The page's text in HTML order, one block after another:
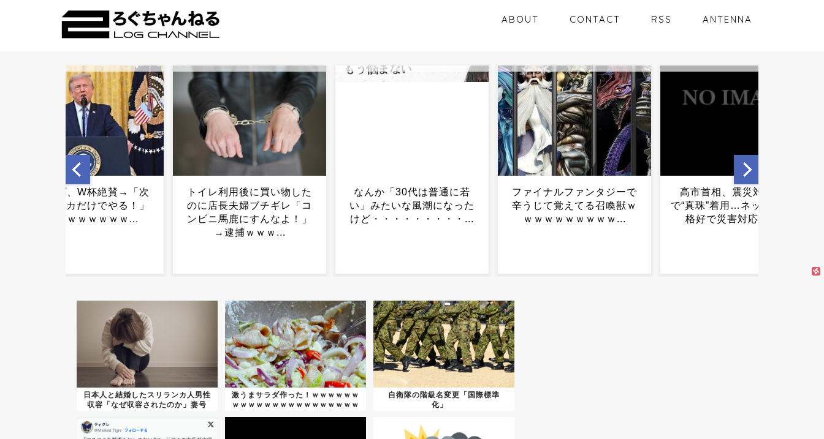
ABOUT CONTACT RSS ANTENNA
なんか「30代は普通に若
い」みたいな風潮になった
けど・・・・・・・・・...
ファイナルファンタジーで
辛うじて覚えてる召喚獣ｗ
ｗｗｗｗｗｗｗｗｗ...
高市首相、震災対策本部
で“真珠”着用…ネット「その
格好で災害対応？」...
女さん、ワンピースグッズ
を大量注文→全キャンセル
で逮捕ｗｗｗ...
トイレ利用後に買い物した
のに店長夫婦ブチギレ「コ
ンビニ馬鹿にすんなよ！」
日本人と結婚したスリランカ人男性
収容「なぜ収容されたのか」妻号
激うまサラダ作った！ｗｗｗｗｗｗ
ｗｗｗｗｗｗｗｗｗｗｗｗｗｗｗｗ
自衛隊の階級名変更「国際標準
化」